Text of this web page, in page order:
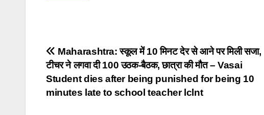
Post
navigation
Maharashtra: स्कूल में 10 मिनट देर से आने पर मिली सजा,
टीचर ने लगवा दी 100 उठक-बैठक, छात्रा की मौत – Vasai
Student dies after being punished for being 10
minutes late to school teacher lclnt